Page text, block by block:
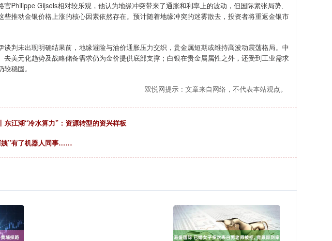
Gijsels相对较乐观，他认为地缘冲突带来了通胀和利率上的波动，但国际紧张局势、
些推动金银价格上涨的核心因素依然存在。预计随着地缘冲突的迷雾散去，投资者将重返金银市
判未出现明确结果前，地缘避险与油价通胀压力交织，贵金属短期或维持高波动震荡格局。中
去美元化趋势及战略储备需求仍为金价提供底部支撑；白银在贵金属属性之外，还受到工业需求
稳固。
双悦网提示：文章来自网络，不代表本站观点。
东江湖“冷水算力”：资源转型的资兴样板
姨”有了机器人同事……